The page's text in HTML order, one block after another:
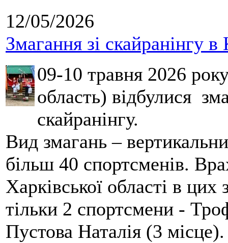
12/05/2026
Змагання зі скайранінгу в
09-10 травня 2026
область) відбулися
скайранінгу.
Вид змагань –
більш 40 спортсменів.
Харківської області в
тільки 2 спортсмени -
Пустова Наталія (3 місце).